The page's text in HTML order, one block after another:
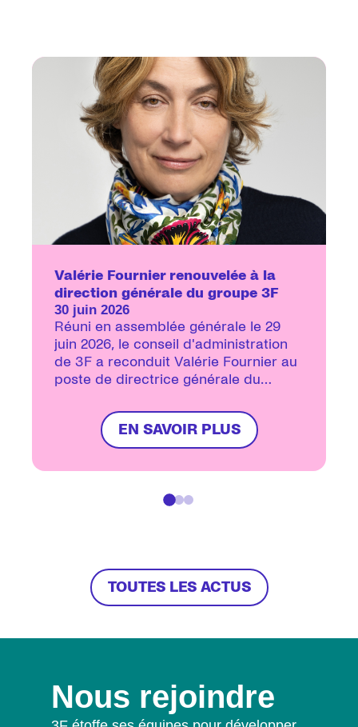
Valérie Fournier renouvelée à la
direction générale du groupe 3F
30 juin 2026
Réuni en assemblée générale le 29
juin 2026, le conseil d'administration
de 3F a reconduit Valérie Fournier au
poste de directrice générale du
trois ans.
EN SAVOIR PLUS
TOUTES LES ACTUS
Nous rejoindre